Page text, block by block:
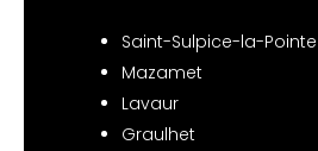
Saint-Sulpice-la-Pointe
Mazamet
Lavaur
Graulhet